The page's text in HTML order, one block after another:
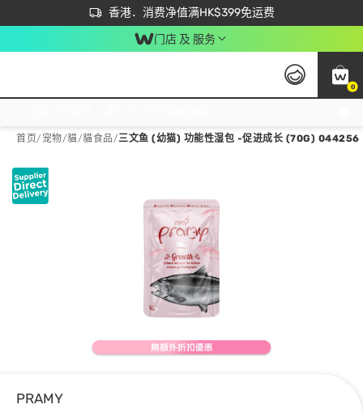
香港．消费净值满HK$399免运费
立即成为易赏钱会员尽享独家优惠
首次APP下单买满$450 输入 NEWAPP 即减$50
门店 及 服务
0
首页/ 宠物/貓/貓食品/三文鱼 (幼猫) 功能性湿包 -促进成长 (70G) 044256
PRAMY